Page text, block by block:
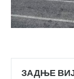
ЗАДЊЕ